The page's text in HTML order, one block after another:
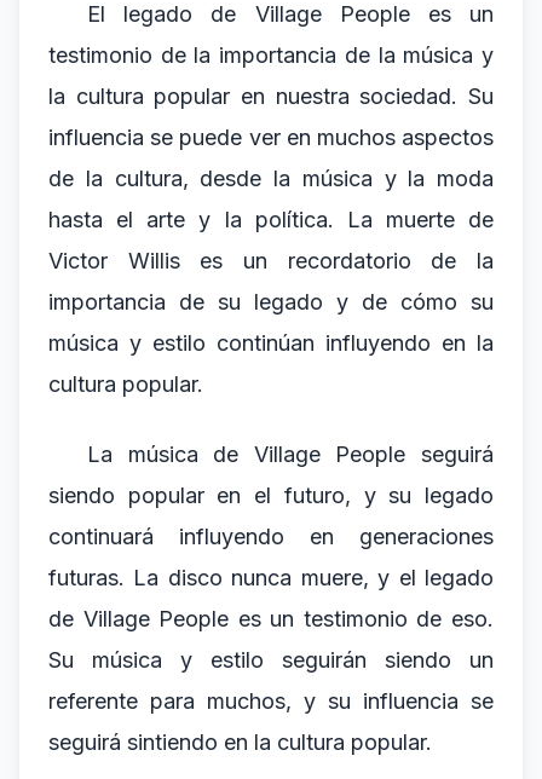
El legado de Village People es un
testimonio de la importancia de la música y
la cultura popular en nuestra sociedad. Su
influencia se puede ver en muchos aspectos
de la cultura, desde la música y la moda
hasta el arte y la política. La muerte de
Victor Willis es un recordatorio de la
importancia de su legado y de cómo su
música y estilo continúan influyendo en la
cultura popular.
La música de Village People seguirá
siendo popular en el futuro, y su legado
continuará influyendo en generaciones
futuras. La disco nunca muere, y el legado
de Village People es un testimonio de eso.
Su música y estilo seguirán siendo un
referente para muchos, y su influencia se
seguirá sintiendo en la cultura popular.